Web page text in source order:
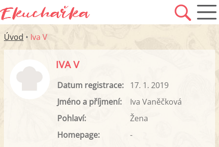
Úvod • Iva V
IVA V
Datum registrace:
17. 1. 2019
Jméno a příjmení:
Iva Vaněčková
Pohlaví:
Žena
Homepage:
-